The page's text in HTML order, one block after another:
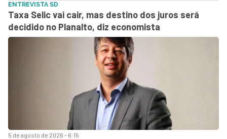
5 de agosto de 2026 - 6:15
ENTREVISTA SD
Taxa Selic vai cair, mas destino dos juros será
decidido no Planalto, diz economista